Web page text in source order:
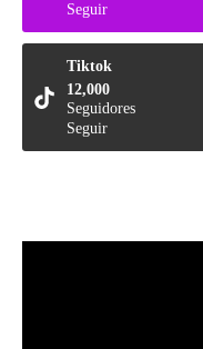
Seguir
Tiktok
12,000
Seguidores
Seguir